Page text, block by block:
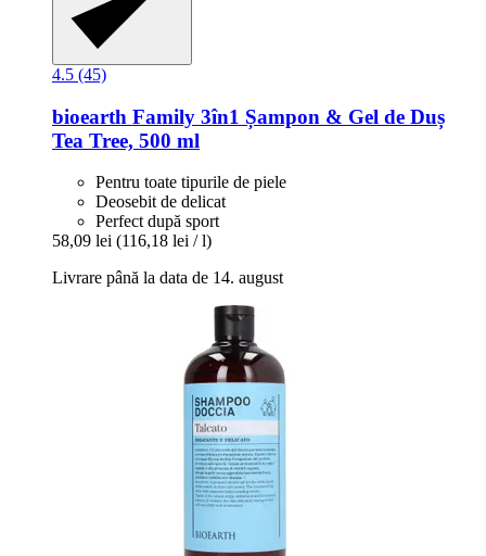
4.5 (45)
bioearth Family 3în1 Șampon & Gel de Duș
Tea Tree, 500 ml
Pentru toate tipurile de piele
Deosebit de delicat
Perfect după sport
58,09 lei (116,18 lei / l)
Livrare până la data de 14. august